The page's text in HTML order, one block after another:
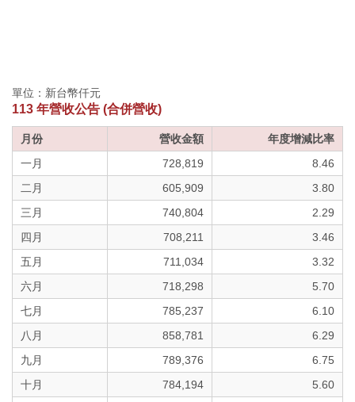
單位：新台幣仟元
113 年營收公告 (合併營收)
月份 營收金額
年度增減比率
一月
728,819
8.46
二月
605,909
3.80
三月
740,804
2.29
四月
708,211
3.46
五月
711,034
3.32
六月
718,298
5.70
七月
785,237
6.10
八月
858,781
6.29
九月
789,376
6.75
十月
784,194
5.60